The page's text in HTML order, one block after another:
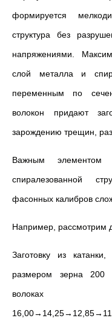
формируется
структура без
напряжениями.
слой металла и
переменным по
волокон придают
зарождению трещин,
Важным элементом
спиралезованной
фасонных калибров
Например, рассмотрим
Заготовку из
размером зерна 200
волоках